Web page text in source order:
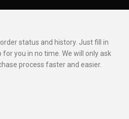
status and history. Just fill in
you in no time. We will only ask
process faster and easier.